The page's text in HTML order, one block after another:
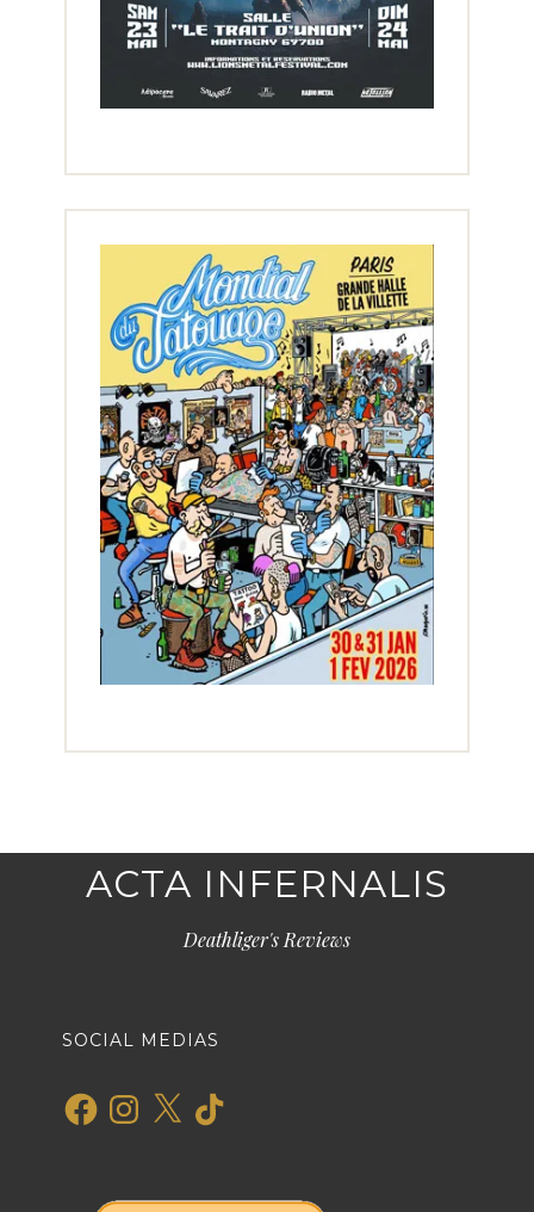
ACTA INFERNALIS
Deathliger's Reviews
SOCIAL MEDIAS
FacebookInstagram
X TikTok